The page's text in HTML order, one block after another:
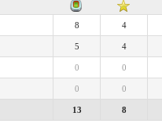
8 4
5 4
0 0
0 0
13 8